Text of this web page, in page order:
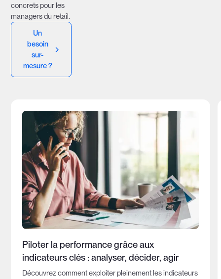
concrets pour les
managers du retail.
Un
besoin
sur-
mesure ?
Piloter la performance grâce aux
indicateurs clés : analyser, décider, agir
Découvrez comment exploiter pleinement les indicateurs